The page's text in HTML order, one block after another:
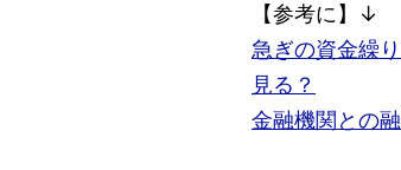
【参考に】↓
急ぎの資金繰
見る？
金融機関との